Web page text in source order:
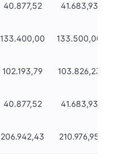
40.877,52 41.683,93
133.400,00 133.500,00
102.193,79 103.826,23
40.877,52 41.683,93
206.942,43 210.976,95